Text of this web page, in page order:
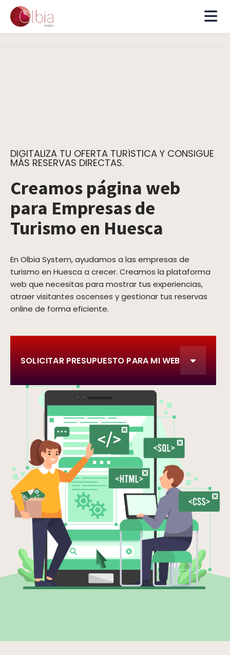
DIGITALIZA TU OFERTA TURÍSTICA Y CONSIGUE
MÁS RESERVAS DIRECTAS.
Creamos página web
para Empresas de
Turismo en Huesca
En Olbia System, ayudamos a las empresas de
turismo en Huesca a crecer. Creamos la plataforma
web que necesitas para mostrar tus experiencias,
atraer visitantes oscenses y gestionar tus reservas
online de forma eficiente.
SOLICITAR PRESUPUESTO PARA MI WEB